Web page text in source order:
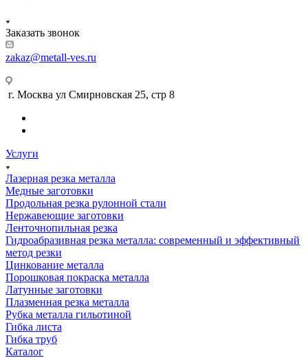
Заказать звонок
zakaz@metall-ves.ru
г. Москва ул Смирновская 25, стр 8
Услуги
Лазерная резка металла
Медные заготовки
Продольная резка рулонной стали
Нержавеющие заготовки
Ленточнопильная резка
Гидроабразивная резка металла: современный и эффективный
метод резки
Цинкование металла
Порошковая покраска металла
Латунные заготовки
Плазменная резка металла
Рубка металла гильотиной
Гибка листа
Гибка труб
Каталог